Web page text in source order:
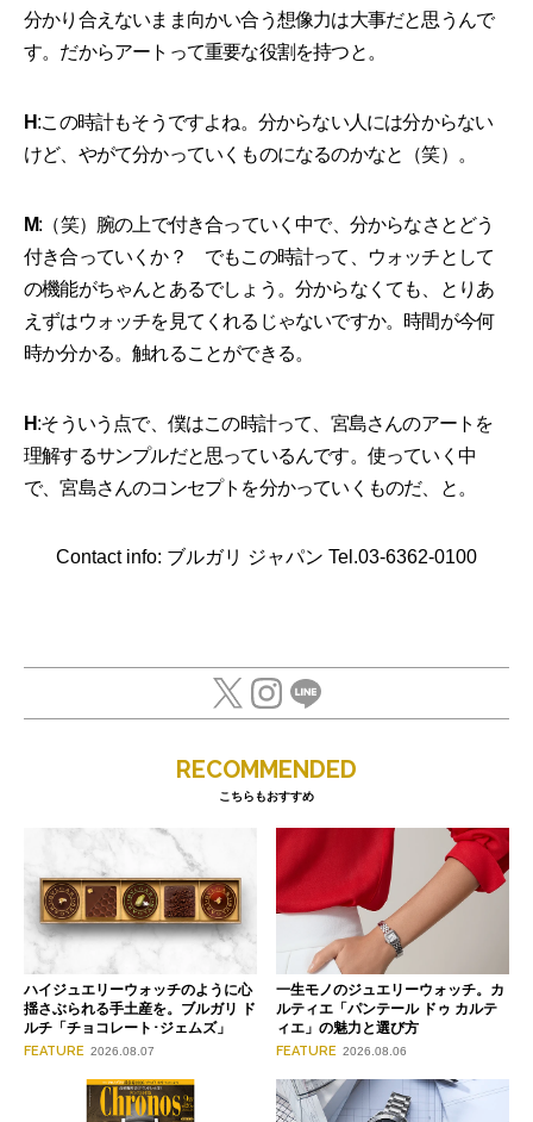
分かり合えないまま向かい合う想像力は大事だと思うんで
す。だからアートって重要な役割を持つと。
H:この時計もそうですよね。分からない人には分からない
けど、やがて分かっていくものになるのかなと（笑）。
M:（笑）腕の上で付き合っていく中で、分からなさとどう
付き合っていくか？ でもこの時計って、ウォッチとして
の機能がちゃんとあるでしょう。分からなくても、とりあ
えずはウォッチを見てくれるじゃないですか。時間が今何
時か分かる。触れることができる。
H:そういう点で、僕はこの時計って、宮島さんのアートを
理解するサンプルだと思っているんです。使っていく中
で、宮島さんのコンセプトを分かっていくものだ、と。
Contact info: ブルガリ ジャパン Tel.03-6362-0100
RECOMMENDED
こちらもおすすめ
ハイジュエリーウォッチのように心
揺さぶられる手土産を。ブルガリ ド
ルチ「チョコレート･ジェムズ」
FEATURE 2026.08.07
一生モノのジュエリーウォッチ。カ
ルティエ「パンテール ドゥ カルテ
ィエ」の魅力と選び方
FEATURE 2026.08.06